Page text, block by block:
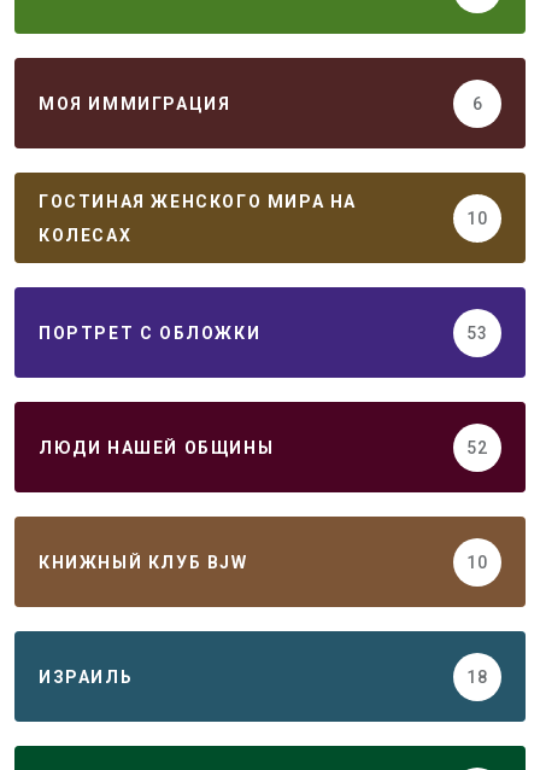
МОЯ ИММИГРАЦИЯ 6
ГОСТИНАЯ ЖЕНСКОГО МИРА НА
КОЛЕСАХ
10
ПОРТРЕТ С ОБЛОЖКИ 53
ЛЮДИ НАШЕЙ ОБЩИНЫ 52
КНИЖНЫЙ КЛУБ BJW 10
ИЗРАИЛЬ 18